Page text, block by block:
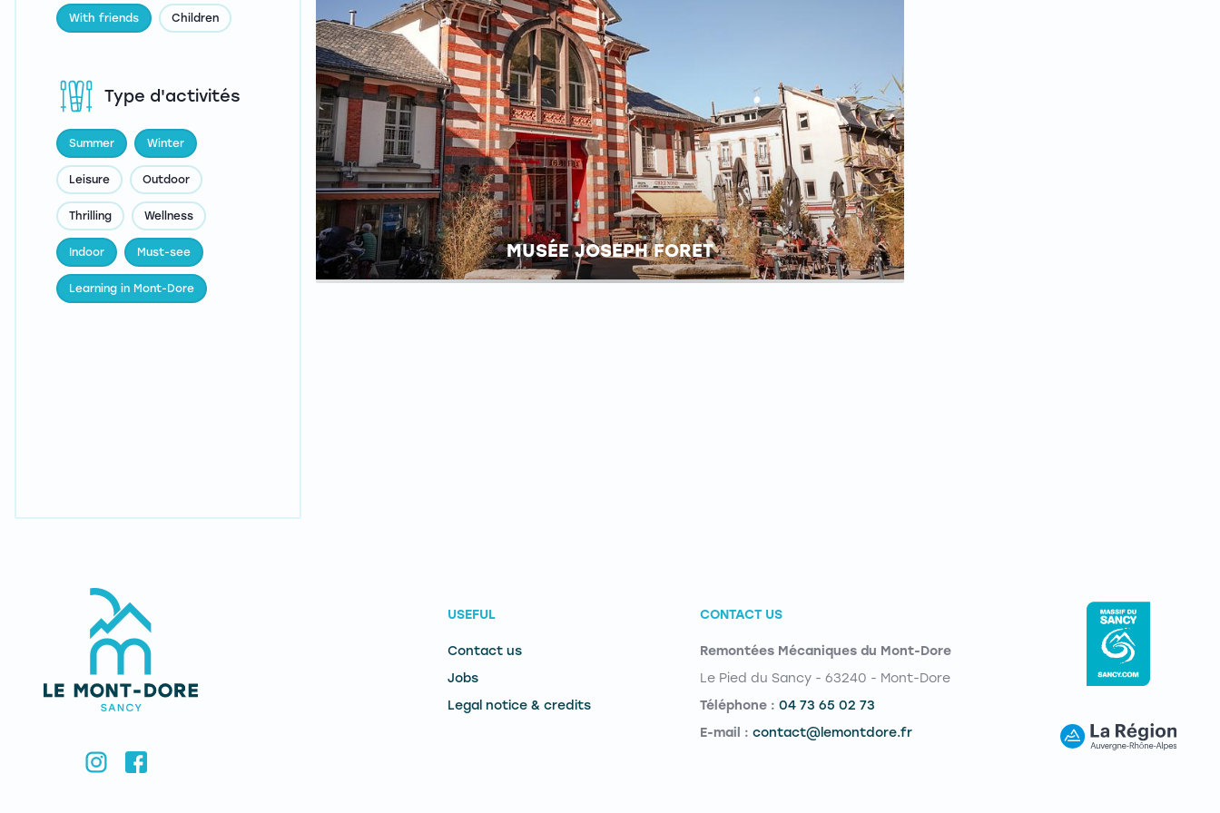
Type d'activités
Summer Winter
Leisure Outdoor
Thrilling Wellness
Indoor Must-see
Learning in Mont-Dore
With friends Children
MUSÉE JOSEPH FORET
USEFUL
Contact us
Jobs
Legal notice & credits
CONTACT US
Remontées Mécaniques du Mont-Dore
Le Pied du Sancy - 63240 - Mont-Dore
Téléphone : 04 73 65 02 73
E-mail : contact@lemontdore.fr